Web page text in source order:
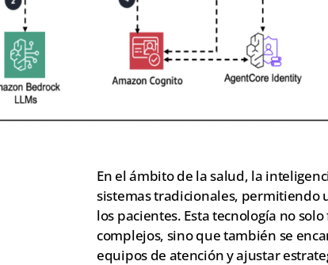
En el ámbito de la salud, la
sistemas tradicionales, permitiendo
los pacientes. Esta tecnología no
complejos, sino que también se
equipos de atención y ajustar